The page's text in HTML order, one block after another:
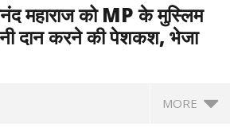
महाराज को MP के मुस्लिम
दान करने की पेशकश, भेजा
MORE